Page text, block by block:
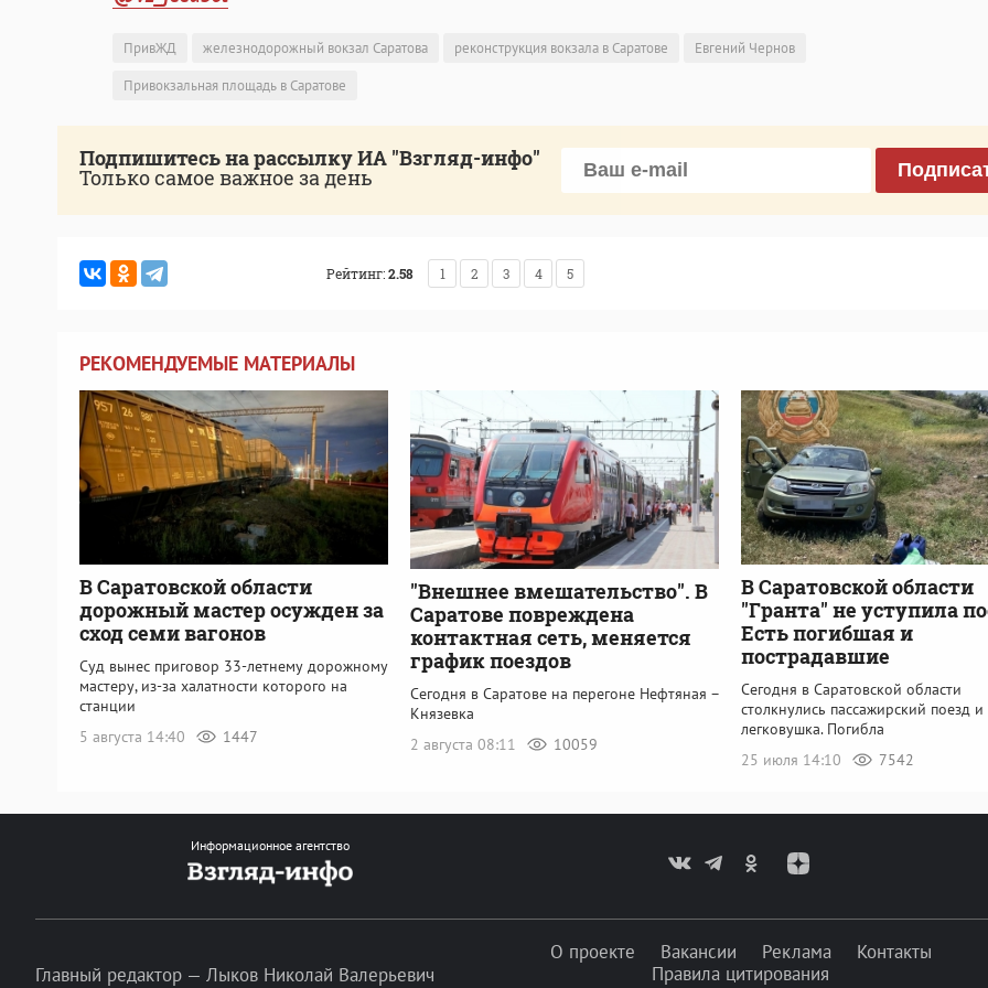
ПривЖД железнодорожный вокзал Саратова реконструкция вокзала в Саратове
Евгений Чернов
Привокзальная площадь в Саратове
Подпишитесь на рассылку ИА "Взгляд-инфо"
Только самое важное за день
Рейтинг:2.58 1 2 3 4 5
РЕКОМЕНДУЕМЫЕ МАТЕРИАЛЫ
В Саратовской области
дорожный мастер осужден за
сход семи вагонов
Суд вынес приговор 33-летнему дорожному
мастеру, из-за халатности которого на
станции
5 августа 14:40
1447
"Внешнее вмешательство". В
Саратове повреждена
контактная сеть, меняется
график поездов
Сегодня в Саратове на перегоне Нефтяная –
Князевка
2 августа 08:11
10059
В Саратовской области
"Гранта" не уступила
Есть погибшая и
пострадавшие
Сегодня в Саратовской области
столкнулись пассажирский поезд и
легковушка. Погибла
25 июля 14:10
7542
Информационное агентство
Главный редактор — Лыков Николай Валерьевич
О проекте Вакансии Реклама
Контакты
Правила цитирования